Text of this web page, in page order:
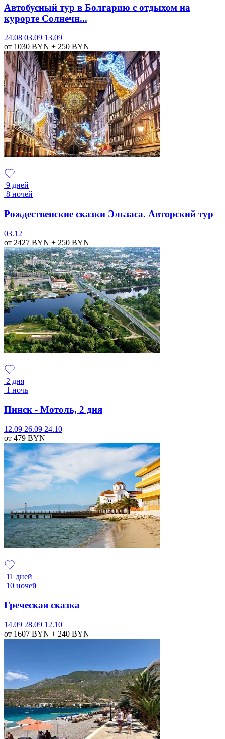
Автобусный тур в Болгарию с отдыхом на
курорте Солнечн...
24.08 03.09 13.09
от 1030 BYN + 250 BYN
9 дней
8 ночей
Рождественские сказки Эльзаса. Авторский тур
03.12
от 2427 BYN + 250 BYN
2 дня
1 ночь
Пинск - Мотоль, 2 дня
12.09 26.09 24.10
от 479 BYN
11 дней
10 ночей
Греческая сказка
14.09 28.09 12.10
от 1607 BYN + 240 BYN